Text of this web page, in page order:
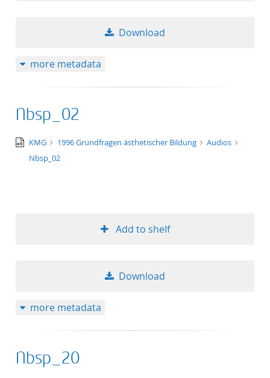
Download
more metadata
Nbsp_02
audio/x-
wav
KMG 1996 Grundfragen ästhetischer Bildung
Audios
Nbsp_02
Add to shelf
Download
more metadata
Nbsp_20